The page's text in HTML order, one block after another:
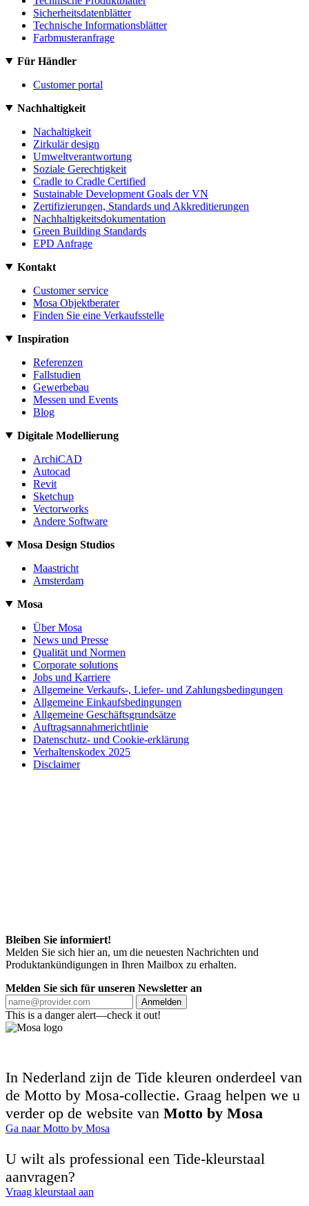
Sicherheitsdatenblätter
Technische Informationsblätter
Farbmusteranfrage
Für Händler
Customer portal
Nachhaltigkeit
Nachaltigkeit
Zirkulär design
Umweltverantwortung
Soziale Gerechtigkeit
Cradle to Cradle Certified
Sustainable Development Goals der VN
Zertifizierungen, Standards und Akkreditierungen
Nachhaltigkeitsdokumentation
Green Building Standards
EPD Anfrage
Kontakt
Customer service
Mosa Objektberater
Finden Sie eine Verkaufsstelle
Inspiration
Referenzen
Fallstudien
Gewerbebau
Messen und Events
Blog
Digitale Modellierung
ArchiCAD
Autocad
Revit
Sketchup
Vectorworks
Andere Software
Mosa Design Studios
Maastricht
Amsterdam
Mosa
Über Mosa
News und Presse
Qualität und Normen
Corporate solutions
Jobs und Karriere
Allgemeine Verkaufs-, Liefer- und Zahlungsbedingungen
Allgemeine Einkaufsbedingungen
Allgemeine Geschäftsgrundsätze
Auftragsannahmerichtlinie
Datenschutz- und Cookie-erklärung
Verhaltenskodex 2025
Disclaimer
Bleiben Sie informiert!
Melden Sie sich hier an, um die neuesten Nachrichten und
Produktankündigungen in Ihren Mailbox zu erhalten.
Melden Sie sich für unseren Newsletter an
Anmelden
This is a danger alert—check it out!
In Nederland zijn de Tide kleuren onderdeel van
de Motto by Mosa-collectie. Graag helpen we u
verder op de website van Motto by Mosa
Ga naar Motto by Mosa
U wilt als professional een Tide-kleurstaal
aanvragen?
Vraag kleurstaal aan